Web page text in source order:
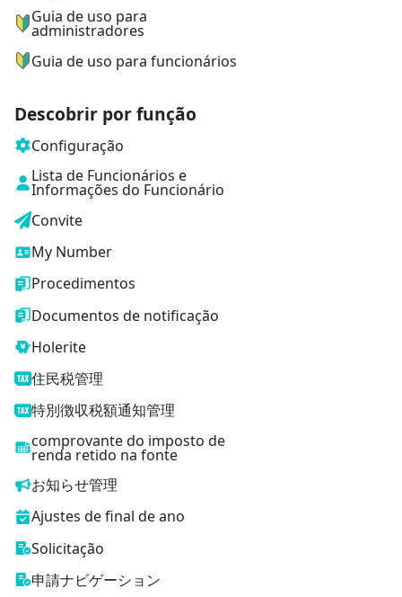
Guia de uso para
administradores
Guia de uso para funcionários
Descobrir por função
Configuração
Lista de Funcionários e
Informações do Funcionário
Convite
My Number
Procedimentos
Documentos de notificação
Holerite
住民税管理
特別徴収税額通知管理
comprovante do imposto de
renda retido na fonte
お知らせ管理
Ajustes de final de ano
Solicitação
申請ナビゲーション